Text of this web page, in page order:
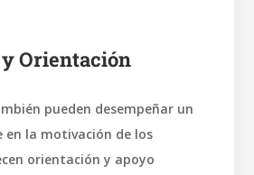
Orientación
pueden desempeñar un
la motivación de los
orientación y apoyo